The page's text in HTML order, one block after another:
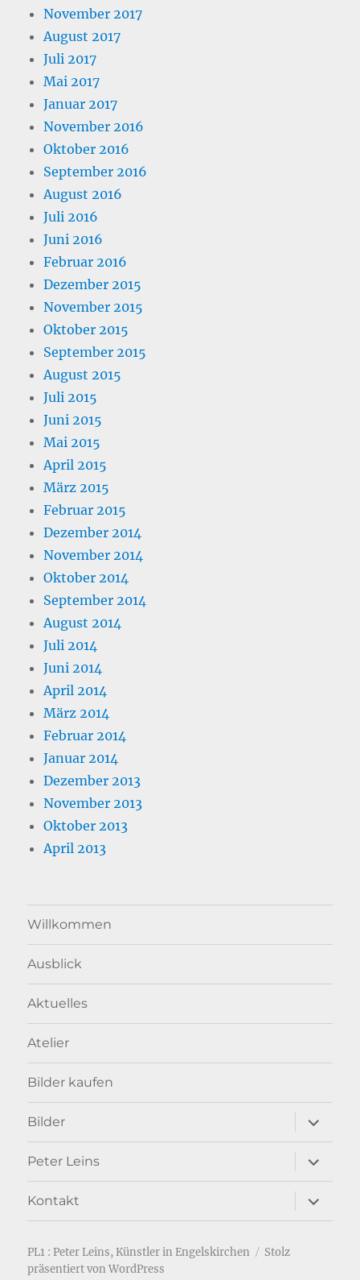
November 2017
August 2017
Juli 2017
Mai 2017
Januar 2017
November 2016
Oktober 2016
September 2016
August 2016
Juli 2016
Juni 2016
Februar 2016
Dezember 2015
November 2015
Oktober 2015
September 2015
August 2015
Juli 2015
Juni 2015
Mai 2015
April 2015
März 2015
Februar 2015
Dezember 2014
November 2014
Oktober 2014
September 2014
August 2014
Juli 2014
Juni 2014
April 2014
März 2014
Februar 2014
Januar 2014
Dezember 2013
November 2013
Oktober 2013
April 2013
Willkommen
Ausblick
Aktuelles
Atelier
Bilder kaufen
Bilder
anzeigen
Peter Leins
anzeigen
Kontakt
anzeigen
PL1 : Peter Leins, Künstler in Engelskirchen
Stolz
präsentiert von WordPress